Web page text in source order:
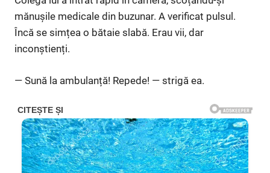
mănușile medicale din buzunar. A verificat pulsul.
Încă se simțea o bătaie slabă. Erau vii, dar
inconștienți.
— Sună la ambulanță! Repede! — strigă ea.